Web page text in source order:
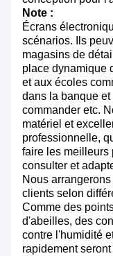
Note :
Écrans
scénarios. Ils
magasins de
place dynamique
et aux écoles
dans la banque
commander etc.
matériel et
professionnelle,
faire les meilleurs
consulter et
Nous
clients selon
Comme des
d'abeilles, des
contre l'humidité
rapidement